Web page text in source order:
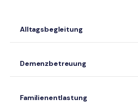
Alltagsbegleitung
Demenzbetreuung
Familienentlastung